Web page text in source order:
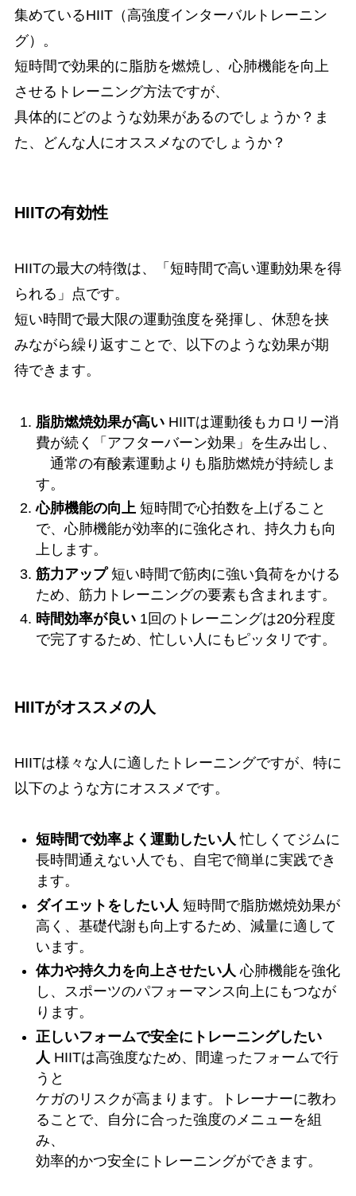
集めているHIIT（高強度インターバルトレーニン
グ）。
短時間で効果的に脂肪を燃焼し、心肺機能を向上
させるトレーニング方法ですが、
具体的にどのような効果があるのでしょうか？ま
た、どんな人にオススメなのでしょうか？
HIITの有効性
HIITの最大の特徴は、「短時間で高い運動効果を得
られる」点です。
短い時間で最大限の運動強度を発揮し、休憩を挟
みながら繰り返すことで、以下のような効果が期
待できます。
脂肪燃焼効果が高いHIITは運動後もカロリー消
費が続く「アフターバーン効果」を生み出し、
通常の有酸素運動よりも脂肪燃焼が持続しま
す。
心肺機能の向上短時間で心拍数を上げること
で、心肺機能が効率的に強化され、持久力も向
上します。
筋力アップ短い時間で筋肉に強い負荷をかける
ため、筋力トレーニングの要素も含まれます。
時間効率が良い1回のトレーニングは20分程度
で完了するため、忙しい人にもピッタリです。
HIITがオススメの人
HIITは様々な人に適したトレーニングですが、特に
以下のような方にオススメです。
短時間で効率よく運動したい人 忙しくてジムに
長時間通えない人でも、自宅で簡単に実践でき
ます。
ダイエットをしたい人 短時間で脂肪燃焼効果が
高く、基礎代謝も向上するため、減量に適して
います。
体力や持久力を向上させたい人 心肺機能を強化
し、スポーツのパフォーマンス向上にもつなが
ります。
正しいフォームで安全にトレーニングしたい
人 HIITは高強度なため、間違ったフォームで行
うと
ケガのリスクが高まります。トレーナーに教わ
ることで、自分に合った強度のメニューを組
み、
効率的かつ安全にトレーニングができます。